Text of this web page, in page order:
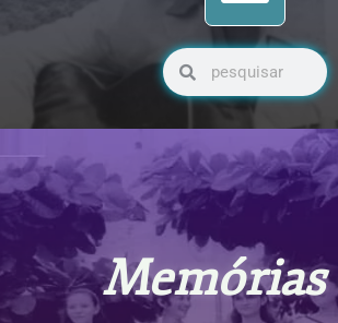
Pesquisar
Memórias